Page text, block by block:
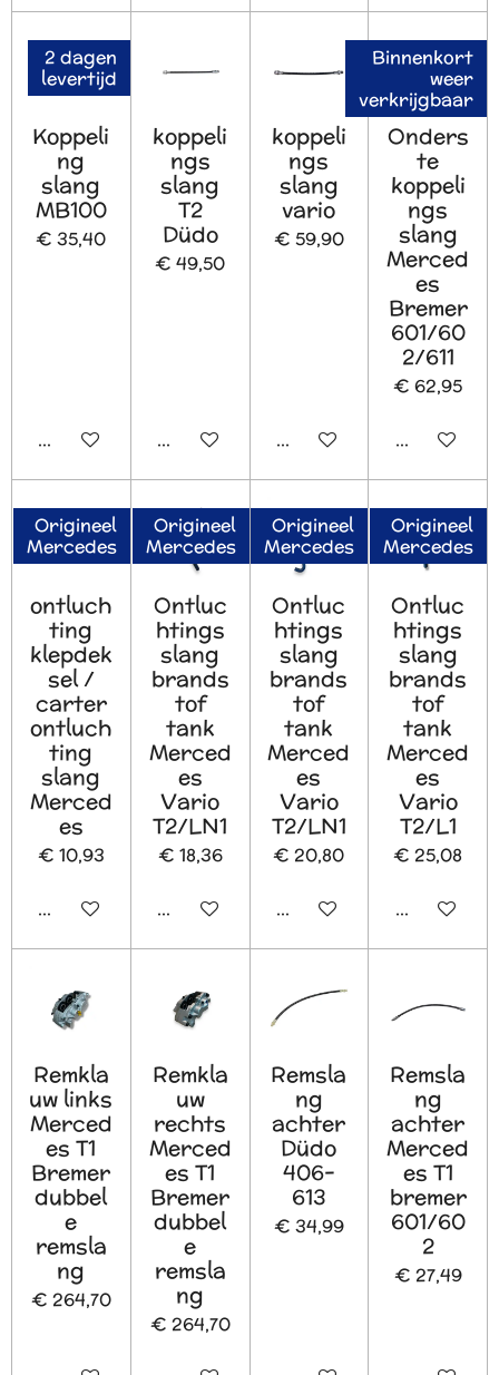
2 dagen
levertijd
Koppeli
ng
slang
MB100
€ 35,40
In winkelwagen
koppeli
ngs
slang
T2
Düdo
€ 49,50
In winkelwagen
koppeli
ngs
slang
vario
€ 59,90
In winkelwagen
Binnenkort
weer
verkrijgbaar
Onders
te
koppeli
ngs
slang
Merced
es
Bremer
601/60
2/611
€ 62,95
In
Origineel
Mercedes
ontluch
ting
klepdek
sel /
carter
ontluch
ting
slang
Merced
es
€ 10,93
In winkelwagen
Origineel
Mercedes
Ontluc
htings
slang
brands
tof
tank
Merced
es
Vario
T2/LN1
€ 18,36
Houd mij op de hoogte
Origineel
Mercedes
Ontluc
htings
slang
brands
tof
tank
Merced
es
Vario
T2/LN1
€ 20,80
In winkelwagen
Origineel
Mercedes
Ontluc
htings
slang
brands
tof
tank
Merced
es
Vario
T2/L1
€ 25,08
In
Remkla
uw links
Merced
es T1
Bremer
dubbel
e
remsla
ng
€ 264,70
Remkla
uw
rechts
Merced
es T1
Bremer
dubbel
e
remsla
ng
€ 264,70
Remsla
ng
achter
Düdo
406-
613
€ 34,99
Remsla
ng
achter
Merced
es T1
bremer
601/60
2
€ 27,49